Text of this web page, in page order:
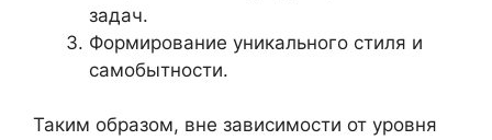
задач.
Формирование уникального стиля и
самобытности.
Таким образом, вне зависимости от уровня